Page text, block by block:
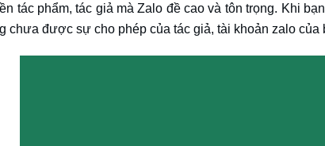
tác phẩm, tác giả mà Zalo đề cao và tôn trọng. Khi
chưa được sự cho phép của tác giả, tài khoản zalo của